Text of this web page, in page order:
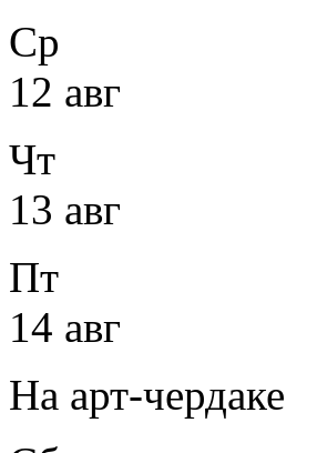
Ср
12 авг
Чт
13 авг
Пт
14 авг
На арт-чердаке